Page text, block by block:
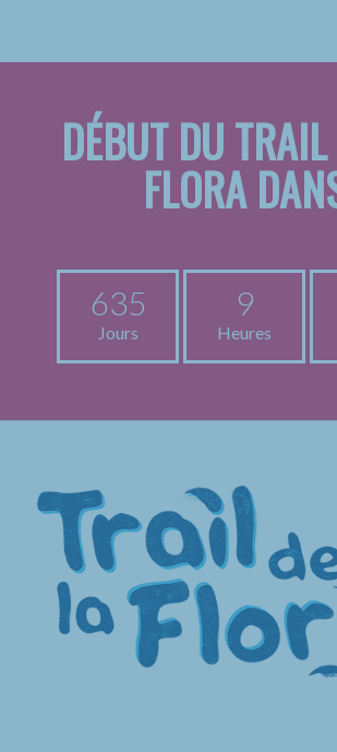
DÉBUT DU
FLORA
635
Jours
9
Heures